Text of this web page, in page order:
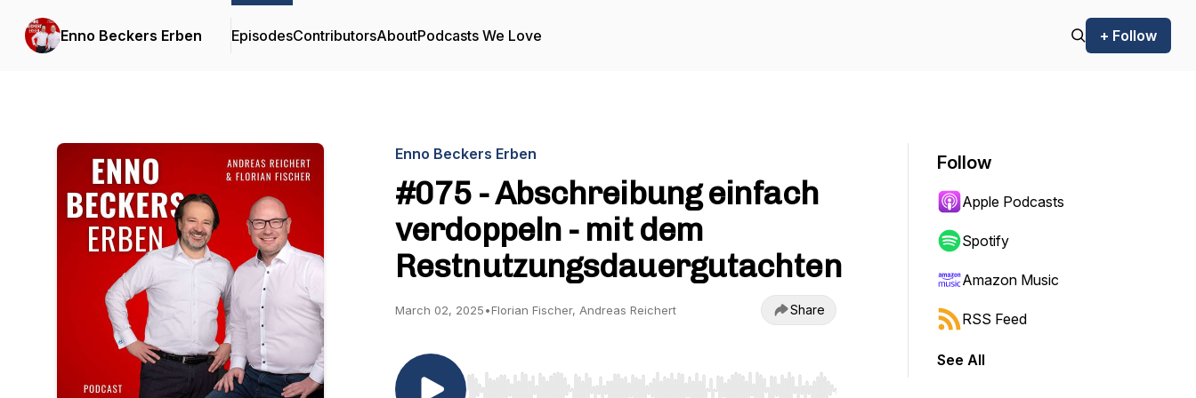
Enno Beckers Erben EpisodesContributorsAboutPodcasts We Love + Follow
Enno Beckers Erben
#075 - Abschreibung einfach
verdoppeln - mit dem
Restnutzungsdauergutachten
March 02, 2025•Florian Fischer, Andreas Reichert Share
Follow
Apple Podcasts
Spotify
Amazon Music
RSS Feed
See All